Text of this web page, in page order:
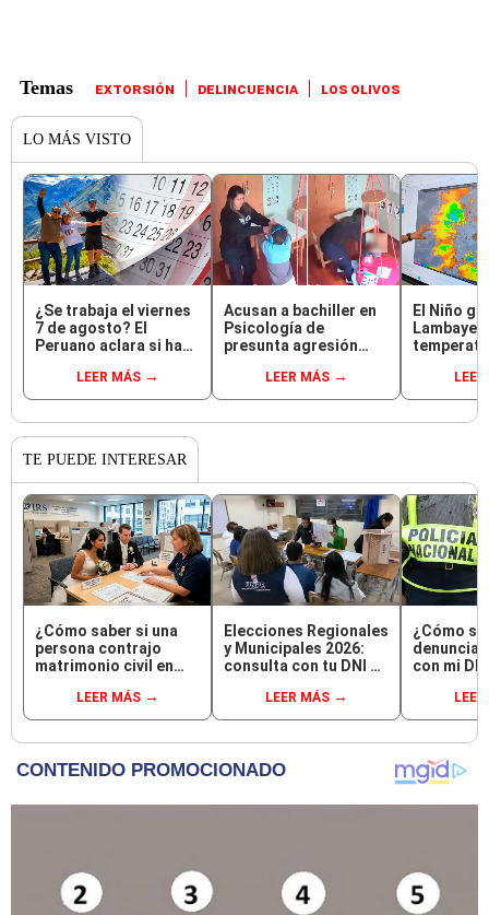
EXTORSIÓN DELINCUENCIA LOS OLIVOS
LO MÁS VISTO
¿Se trabaja el viernes
7 de agosto? El
Peruano aclara si hay
descanso del 6 de
agosto
LEER MÁS
Acusan a bachiller en
Psicología de
presunta agresión
autismo en Surco:
cámaras captan el
LEER MÁS
El Niño
riesgo la
de mango
TE PUEDE INTERESAR
¿Cómo saber si una
persona contrajo
matrimonio civil en
LEER MÁS
Elecciones Regionales
y Municipales 2026:
consulta con tu DNI si
miembro de mesa para
este 4 de octubre en el
LEER MÁS
¿Cómo
con mi